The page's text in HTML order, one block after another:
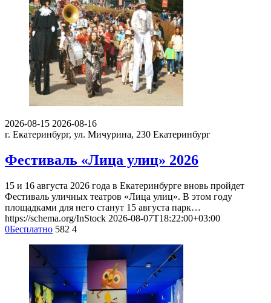
2026-08-15 2026-08-16
г. Екатеринбург, ул. Мичурина, 230 Екатеринбург
Фестиваль «Лица улиц» 2026
15 и 16 августа 2026 года в Екатеринбурге вновь пройдет
Фестиваль уличных театров «Лица улиц». В этом году
площадками для него станут 15 августа парк…
https://schema.org/InStock 2026-08-07T18:22:00+03:00
0Бесплатно 582 4